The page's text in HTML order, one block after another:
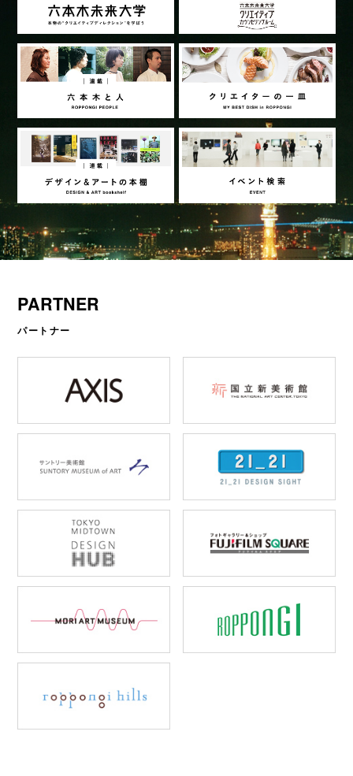
PARTNER
パートナー